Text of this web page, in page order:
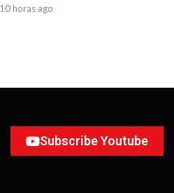
10 horas ago
Subscribe Youtube